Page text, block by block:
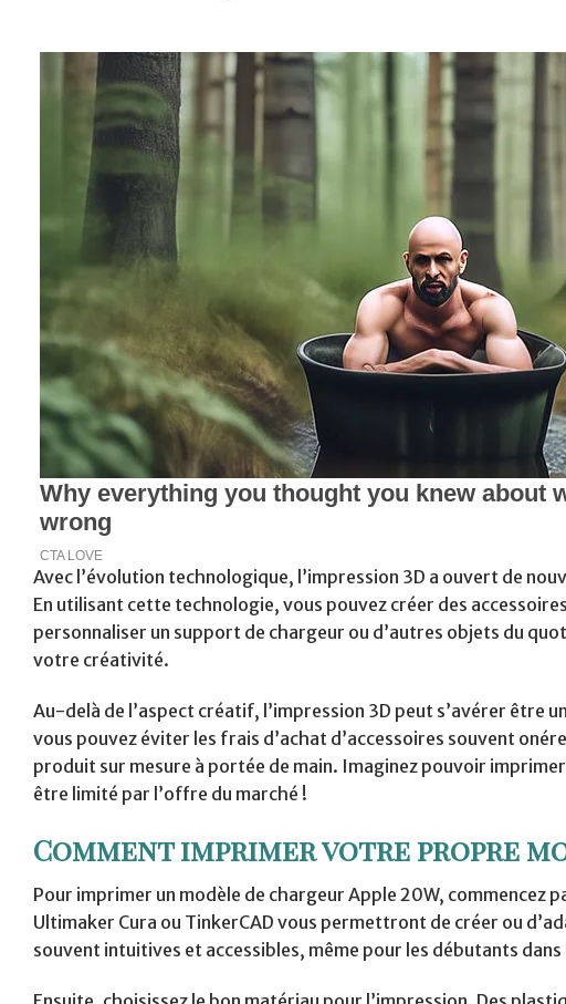
Avec l’évolution technologique, l’impression 3D a ouvert de
En utilisant cette technologie, vous pouvez créer des
personnaliser un support de chargeur ou d’autres objets du
votre créativité.
Au-delà de l’aspect créatif, l’impression 3D peut s’avérer être
vous pouvez éviter les frais d’achat d’accessoires souvent
produit sur mesure à portée de main. Imaginez pouvoir
être limité par l’offre du marché !
Comment imprimer votre propre
Pour imprimer un modèle de chargeur Apple 20W, commencez
Ultimaker Cura ou TinkerCAD vous permettront de créer ou
souvent intuitives et accessibles, même pour les débutants dans